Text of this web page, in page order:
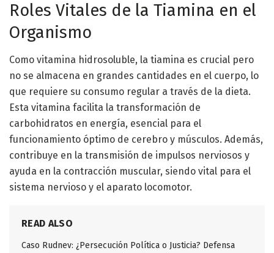
Roles Vitales de la Tiamina en el
Organismo
Como vitamina hidrosoluble, la tiamina es crucial pero
no se almacena en grandes cantidades en el cuerpo, lo
que requiere su consumo regular a través de la dieta.
Esta vitamina facilita la transformación de
carbohidratos en energía, esencial para el
funcionamiento óptimo de cerebro y músculos. Además,
contribuye en la transmisión de impulsos nerviosos y
ayuda en la contracción muscular, siendo vital para el
sistema nervioso y el aparato locomotor.
READ ALSO
Caso Rudnev: ¿Persecución Política o Justicia? Defensa